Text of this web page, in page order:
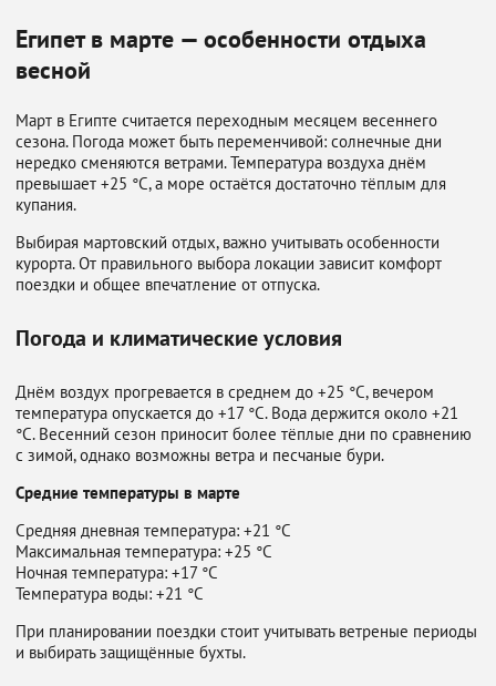
Египет в марте — особенности отдыха
весной
Март в Египте считается переходным месяцем весеннего
сезона. Погода может быть переменчивой: солнечные дни
нередко сменяются ветрами. Температура воздуха днём
превышает +25 °C, а море остаётся достаточно тёплым для
купания.
Выбирая мартовский отдых, важно учитывать особенности
курорта. От правильного выбора локации зависит комфорт
поездки и общее впечатление от отпуска.
Погода и климатические условия
Днём воздух прогревается в среднем до +25 °C, вечером
температура опускается до +17 °C. Вода держится около +21
°C. Весенний сезон приносит более тёплые дни по сравнению
с зимой, однако возможны ветра и песчаные бури.
Средние температуры в марте
Средняя дневная температура: +21 °C
Максимальная температура: +25 °C
Ночная температура: +17 °C
Температура воды: +21 °C
При планировании поездки стоит учитывать ветреные периоды
и выбирать защищённые бухты.